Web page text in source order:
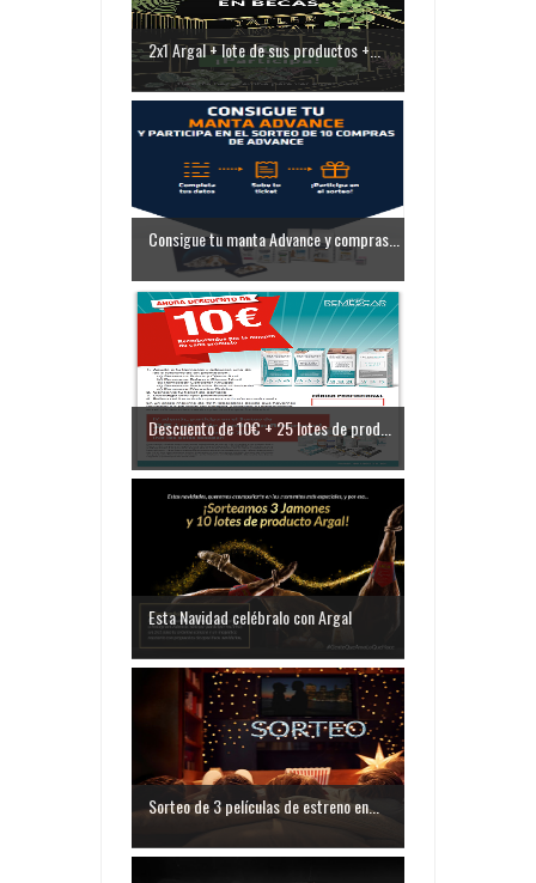
2x1 Argal + lote de sus productos +...
Consigue tu manta Advance y compras...
Descuento de 10€ + 25 lotes de prod...
Esta Navidad celébralo con Argal
Sorteo de 3 películas de estreno en...